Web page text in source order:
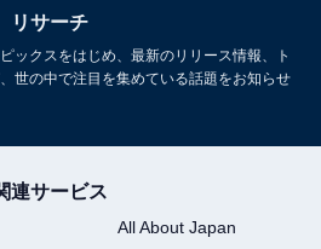
リサーチ
ックスをはじめ、最新のリリース情報、ト
世の中で注目を集めている話題をお知らせ
連サービス
All About Japan